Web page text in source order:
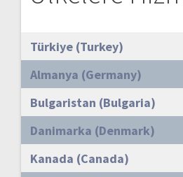
Türkiye (Turkey)
Almanya (Germany)
Bulgaristan (Bulgaria)
Danimarka (Denmark)
Kanada (Canada)